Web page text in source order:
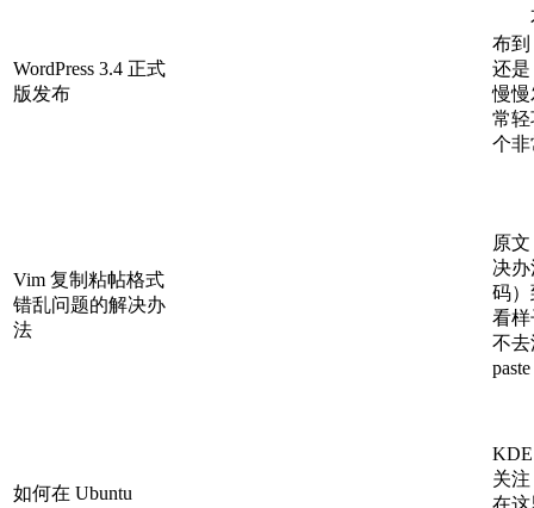
WordPress 3.4 正式
版发布
不
布到
还是
慢
常
个非
Vim 复制粘帖格式
错乱问题的解决办
法
原
决
码
看
不去
如何在 Ubuntu
关
在